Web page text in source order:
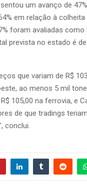
um avanço de
em relação à
foram avaliadas como
prevista no estado é de
que variam de R$
ao menos 5 mil
105,00 na ferrovia, e
de que tradings
conclui.